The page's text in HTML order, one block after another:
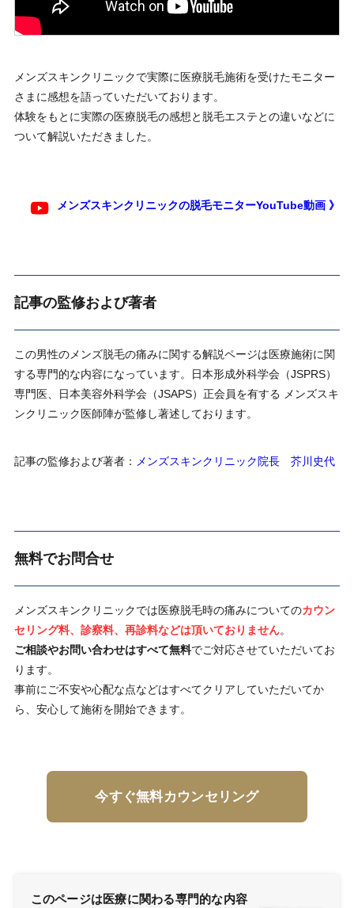
メンズスキンクリニックで実際に医療脱毛施術を受けたモニター
さまに感想を語っていただいております。
体験をもとに実際の医療脱毛の感想と脱毛エステとの違いなどに
ついて解説いただきました。
メンズスキンクリニックの脱毛モニターYouTube動画 》
記事の監修および著者
この男性のメンズ脱毛の痛みに関する解説ページは医療施術に関
する専門的な内容になっています。日本形成外科学会（JSPRS）
専門医、日本美容外科学会（JSAPS）正会員を有する メンズスキ
ンクリニック医師陣が監修し著述しております。
記事の監修および著者： メンズスキンクリニック院長 芥川史代
無料でお問合せ
メンズスキンクリニックでは医療脱毛時の痛みについてのカウン
セリング料、診察料、再診料などは頂いておりません。
ご相談やお問い合わせはすべて無料でご対応させていただいてお
ります。
事前にご不安や心配な点などはすべてクリアしていただいてか
ら、安心して施術を開始できます。
今すぐ無料カウンセリング
このページは医療に関わる専門的な内容